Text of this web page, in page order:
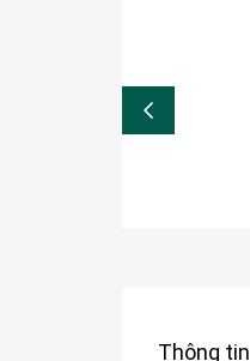
Thông tin